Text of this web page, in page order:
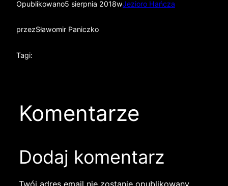
Opublikowano5 sierpnia 2018wJezioro Hańcza
przezSławomir Paniczko
Tagi:
Komentarze
Dodaj komentarz
Twój adres email nie zostanie opublikowany.